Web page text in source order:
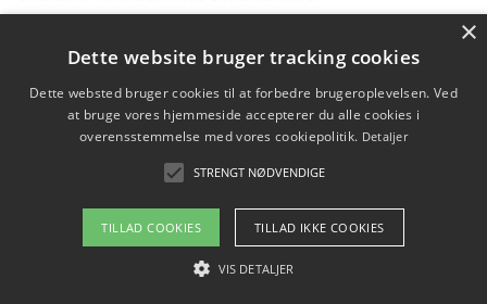
Hvordan stjernetegn datoer og miljø påvirker dine
Bæredygtige gadgets til en grønnere hverdag
Copyright 2026 - Pilanto Aps
Om / kontakt
Blog Betingelser
×
Dette website bruger tracking cookies
Dette websted bruger cookies til at forbedre brugeroplevelsen. Ved
at bruge vores hjemmeside accepterer du alle cookies i
overensstemmelse med vores cookiepolitik. Detaljer
STRENGT NØDVENDIGE
TILLAD COOKIES TILLAD IKKE COOKIES
VIS DETALJER